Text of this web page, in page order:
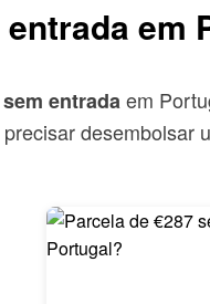
em
sem entradaem